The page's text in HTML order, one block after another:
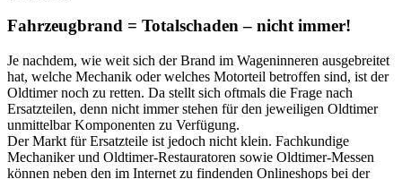
Fahrzeugbrand = Totalschaden – nicht immer!
Je nachdem, wie weit sich der Brand im Wageninneren ausgebreitet
hat, welche Mechanik oder welches Motorteil betroffen sind, ist der
Oldtimer noch zu retten. Da stellt sich oftmals die Frage nach
Ersatzteilen, denn nicht immer stehen für den jeweiligen Oldtimer
unmittelbar Komponenten zu Verfügung.
Der Markt für Ersatzteile ist jedoch nicht klein. Fachkundige
Mechaniker und Oldtimer-Restauratoren sowie Oldtimer-Messen
können neben den im Internet zu findenden Onlineshops bei der